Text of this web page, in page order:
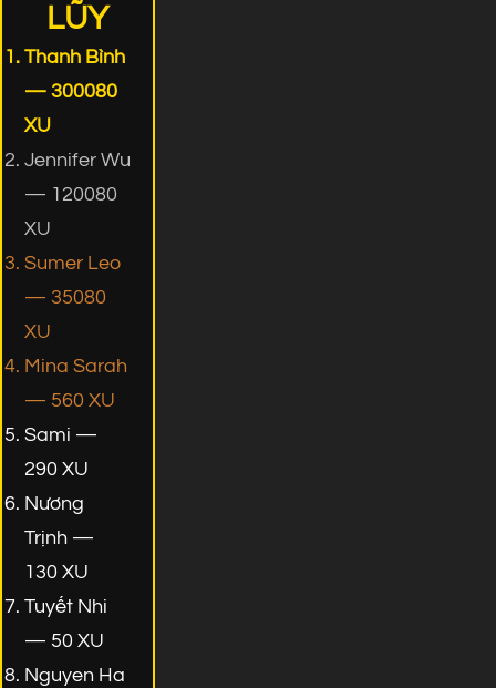
LŨY
Thanh Bình
— 300080
XU
Jennifer Wu
— 120080
XU
Sumer Leo
— 35080
XU
Mina Sarah
— 560 XU
Sami —
290 XU
Nương
Trịnh —
130 XU
Tuyết Nhi
— 50 XU
Nguyen Ha